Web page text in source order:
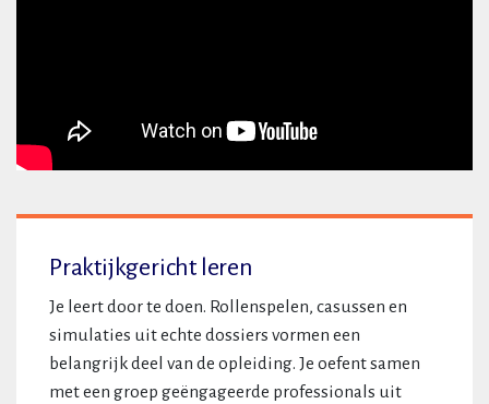
Praktijkgericht leren
Je leert door te doen. Rollenspelen, casussen en
simulaties uit echte dossiers vormen een
belangrijk deel van de opleiding. Je oefent samen
met een groep geëngageerde professionals uit